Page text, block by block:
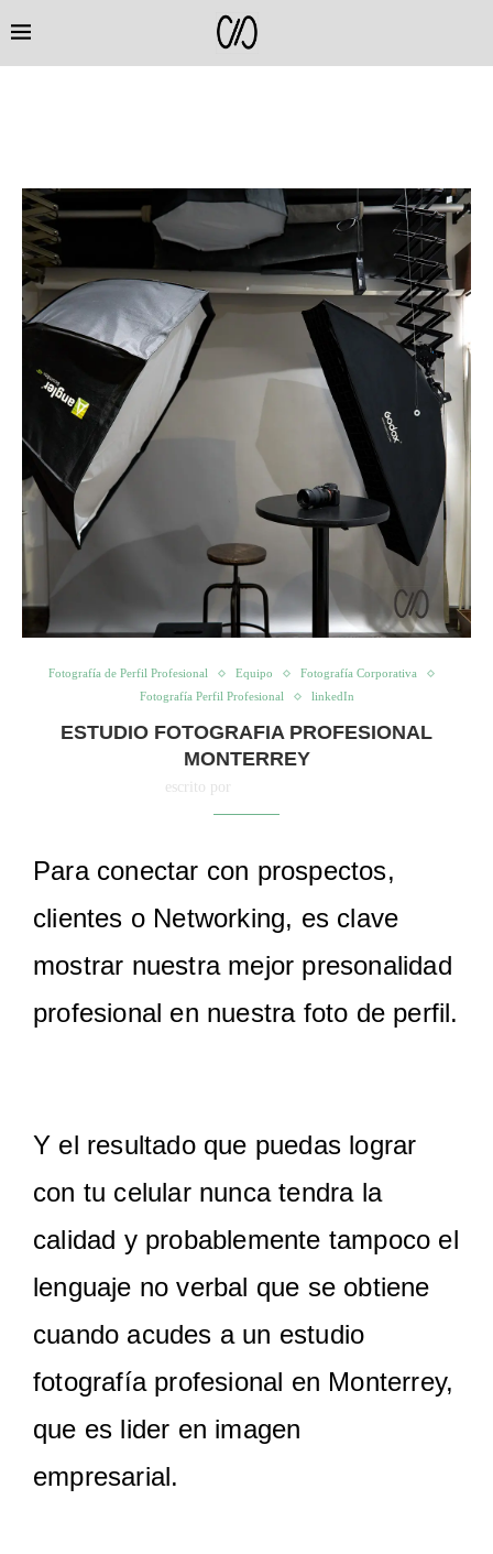
Fotografía de Perfil Profesional Equipo
Fotografía Corporativa
Fotografía Perfil Profesional
linkedIn
ESTUDIO FOTOGRAFIA PROFESIONAL
MONTERREY
escrito por
Para conectar con prospectos,
clientes o Networking, es clave
mostrar nuestra mejor presonalidad
profesional en nuestra foto de perfil.
Y el resultado que puedas lograr
con tu celular nunca tendra la
calidad y probablemente tampoco el
lenguaje no verbal que se obtiene
cuando acudes a un estudio
fotografía profesional en Monterrey,
que es lider en imagen
empresarial.